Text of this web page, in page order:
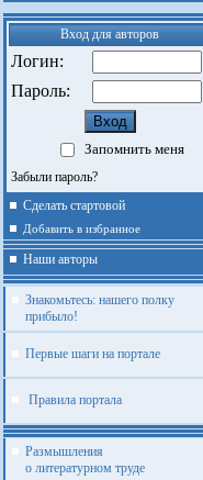
Вход для авторов
Логин:
Пароль:
Запомнить меня
Забыли пароль?
Сделать стартовой
Добавить в избранное
Наши авторы
Знакомьтесь: нашего полку
прибыло!
Первые шаги на портале
Правила портала
Размышления
о литературном труде